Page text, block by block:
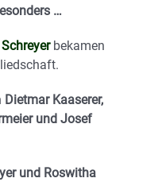
…
bekamen
Dietmar Kaaserer,
und Josef
und Roswitha